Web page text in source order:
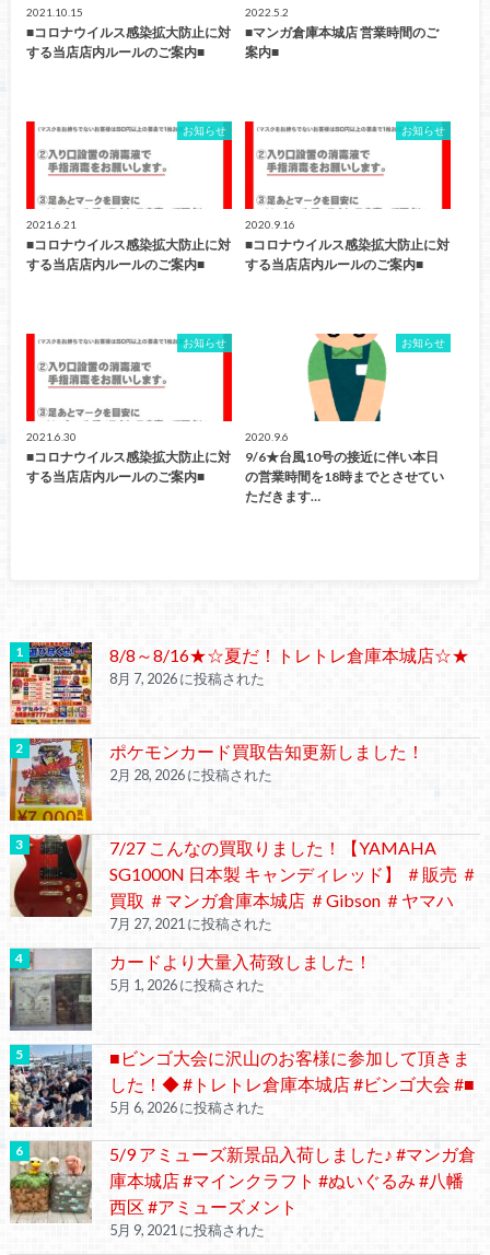
2021.10.15
■コロナウイルス感染拡大防止に対
する当店店内ルールのご案内■
2022.5.2
■マンガ倉庫本城店 営業時間のご
案内■
お知らせ
2021.6.21
■コロナウイルス感染拡大防止に対
する当店店内ルールのご案内■
お知らせ
2020.9.16
■コロナウイルス感染拡大防止に対
する当店店内ルールのご案内■
お知らせ
2021.6.30
■コロナウイルス感染拡大防止に対
する当店店内ルールのご案内■
お知らせ
2020.9.6
9/6★台風10号の接近に伴い本日
の営業時間を18時までとさせてい
ただきます…
8/8～8/16★☆夏だ！トレトレ倉庫本城店☆★
8月 7, 2026 に投稿された
ポケモンカード買取告知更新しました！
2月 28, 2026 に投稿された
7/27 こんなの買取りました！【YAMAHA
SG1000N 日本製 キャンディレッド】 ＃販売 ＃
買取 ＃マンガ倉庫本城店 ＃Gibson ＃ヤマハ
7月 27, 2021 に投稿された
カードより大量入荷致しました！
5月 1, 2026 に投稿された
■ビンゴ大会に沢山のお客様に参加して頂きま
した！◆ #トレトレ倉庫本城店 #ビンゴ大会 #■
5月 6, 2026 に投稿された
5/9 アミューズ新景品入荷しました♪ #マンガ倉
庫本城店 #マインクラフト #ぬいぐるみ #八幡
西区 #アミューズメント
5月 9, 2021 に投稿された